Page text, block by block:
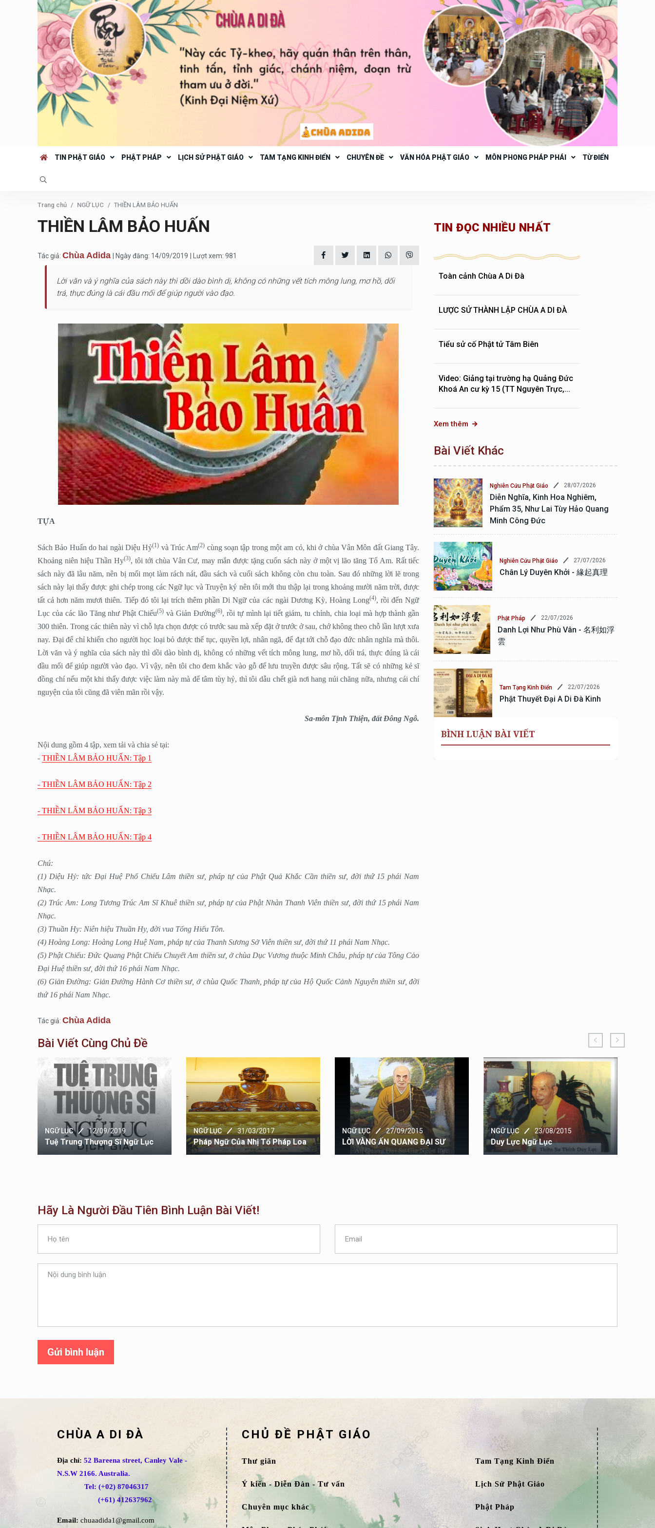
TIN PHẬT GIÁO PHẬT PHÁP LỊCH SỬ PHẬT GIÁO TAM TẠNG KINH ĐIỂN CHUYÊN ĐỀ VĂN HÓA PHẬT GIÁO MÔN PHONG PHÁP PHÁI TỪ ĐIỂN
Trang chủ NGỮ LỤC THIỀN LÂM BẢO HUẤN
THIỀN LÂM BẢO HUẤN
Tác giả: Chùa Adida | Ngày đăng: 14/09/2019 | Lượt xem: 981
Lời văn và ý nghĩa của sách này thì dồi dào bình dị, không có những vết tích mông lung, mơ hồ, dối
trá, thực đúng là cái đầu mối để giúp người vào đạo.
TỰA
Sách Bảo Huấn do hai ngài Diệu Hỷ(1) và Trúc Am(2) cùng soạn tập trong một am cỏ, khi ở chùa Vân Môn đất Giang Tây.
Khoảng niên hiệu Thần Hy(3), tôi tới chùa Vân Cư, may mắn được tặng cuốn sách này ở một vị lão tăng Tổ Am. Rất tiếc
sách này đã lâu năm, nên bị mối mọt làm rách nát, đầu sách và cuối sách không còn chu toàn. Sau đó những lời lẽ trong
sách này lại thấy được ghi chép trong các Ngữ lục và Truyện ký nên tôi mới thu thập lại trong khoảng mười năm trời, được
tất cả hơn năm mươi thiên. Tiếp đó tôi lại trích thêm phần Di Ngữ của các ngài Dương Kỳ, Hoàng Long(4), rồi đến Ngữ
Lục của các lão Tăng như Phật Chiếu(5) và Giản Ðường(6), rồi tự mình lại tiết giảm, tu chỉnh, chia loại mà hợp thành gần
300 thiên. Trong các thiên này vì chỗ lựa chọn được có trước sau mà xếp đặt ở trước ở sau, chớ không theo chỗ lần lượt xưa
nay. Ðại để chỉ khiến cho người học loại bỏ được thế tục, quyền lợi, nhân ngã, để đạt tới chỗ đạo đức nhân nghĩa mà thôi.
Lời văn và ý nghĩa của sách này thì dồi dào bình dị, không có những vết tích mông lung, mơ hồ, dối trá, thực đúng là cái
đầu mối để giúp người vào đạo. Vì vậy, nên tôi cho đem khắc vào gỗ để lưu truyền được sâu rộng. Tất sẽ có những kẻ sĩ
đồng chí nếu một khi thấy được việc làm này mà để tâm tùy hỷ, thì tôi dẫu chết già nơi hang núi chăng nữa, nhưng cái chí
nguyện của tôi cũng đã viên mãn rồi vậy.
Sa-môn Tịnh Thiện, đất Ðông Ngô.
Nội dung gồm 4 tập, xem tải và chia sẻ tại:
- THIỀN LÂM BẢO HUẤN: Tập 1
- THIỀN LÂM BẢO HUẤN: Tập 2
- THIỀN LÂM BẢO HUẤN: Tập 3
- THIỀN LÂM BẢO HUẤN: Tập 4
Chú:
(1) Diệu Hỷ: tức Ðại Huệ Phổ Chiếu Lâm thiền sư, pháp tự của Phật Quả Khắc Cần thiền sư, đời thứ 15 phái Nam
Nhạc.
(2) Trúc Am: Long Tương Trúc Am Sĩ Khuê thiền sư, pháp tự của Phật Nhàn Thanh Viên thiền sư, đời thứ 15 phái Nam
Nhạc.
(3) Thuần Hy: Niên hiệu Thuần Hy, đời vua Tống Hiếu Tôn.
(4) Hoàng Long: Hoàng Long Huệ Nam, pháp tự của Thanh Sương Sở Viên thiền sư, đời thứ 11 phái Nam Nhạc.
(5) Phật Chiếu: Ðức Quang Phật Chiếu Chuyết Am thiền sư, ở chùa Dục Vương thuộc Minh Châu, pháp tự của Tông Cảo
Ðại Huệ thiền sư, đời thứ 16 phái Nam Nhạc.
(6) Giản Ðường: Giản Ðường Hành Cơ thiền sư, ở chùa Quốc Thanh, pháp tự của Hộ Quốc Cảnh Nguyên thiền sư, đời
thứ 16 phái Nam Nhạc.
Tác giả: Chùa Adida
TIN ĐỌC NHIỀU NHẤT
Toàn cảnh Chùa A Di Đà
LƯỢC SỬ THÀNH LẬP CHÙA A DI ĐÀ
Tiểu sử cố Phật tử Tâm Biên
Video: Giảng tại trường hạ Quảng Đức
Khoá An cư kỳ 15 (TT Nguyên Trực,...
Xem thêm
Bài Viết Khác
Nghiên Cứu Phật Giáo 28/07/2026
Diễn Nghĩa, Kinh Hoa Nghiêm,
Phẩm 35, Như Lai Tùy Hảo Quang
Minh Công Đức
Nghiên Cứu Phật Giáo 27/07/2026
Chân Lý Duyên Khởi - 緣起真理
Phật Pháp 22/07/2026
Danh Lợi Như Phù Vân - 名利如浮
雲
Tam Tạng Kinh Điển 22/07/2026
Phật Thuyết Đại A Di Đà Kinh
BÌNH LUẬN BÀI VIẾT
Bài Viết Cùng Chủ Đề
NGỮ LỤC 12/09/2019
Tuệ Trung Thượng Sĩ Ngữ Lục
NGỮ LỤC 31/03/2017
Pháp Ngữ Của Nhị Tổ Pháp Loa
NGỮ LỤC 27/09/2015
LỜI VÀNG ẤN QUANG ĐẠI SƯ
NGỮ LỤC 23/08/2015
Duy Lực Ngữ Lục
Hãy Là Người Đầu Tiên Bình Luận Bài Viết!
Gửi bình luận
CHÙA A DI ĐÀ
Địa chỉ: 52 Bareena street, Canley Vale -
N.S.W 2166. Australia.
Tel: (+02) 87046317
(+61) 412637962
Email: chuaadida1@gmail.com
CHỦ ĐỀ PHẬT GIÁO
Thư giãn
Ý kiến - Diễn Đàn - Tư vấn
Chuyên mục khác
Tam Tạng Kinh Điển
Lịch Sử Phật Giáo
Phật Pháp